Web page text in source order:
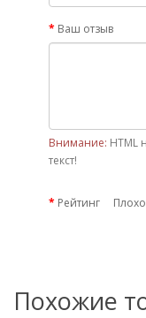
Ваш отзыв
Внимание: HTML
текст!
Рейтинг Плохо
Похожие